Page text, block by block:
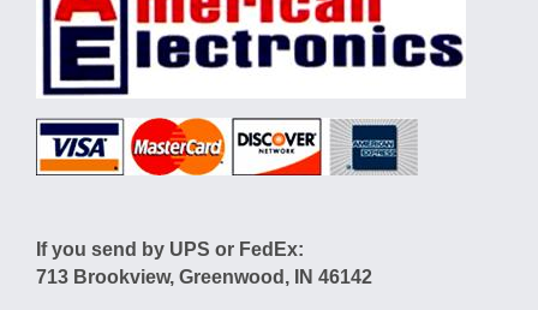
If you send by UPS or FedEx:
713 Brookview, Greenwood, IN 46142